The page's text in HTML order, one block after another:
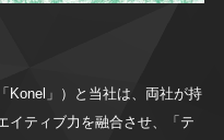
Konel」）と当社は、両社が持
イティブ力を融合させ、「テ